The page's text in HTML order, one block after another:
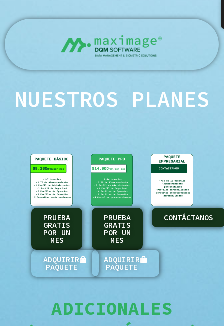
contenido
NUESTROS PLANES
PRUEBA
GRATIS
POR UN
MES
ADQUIRIR
PAQUETE
PRUEBA
GRATIS
POR UN
MES
ADQUIRIR
PAQUETE
CONTÁCTANOS
ADICIONALES